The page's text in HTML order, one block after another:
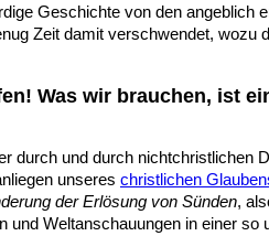
Geschichte von den angeblich
Zeit damit verschwendet,
Was wir brauchen, ist
durch und durch nichtchristlichen
unseres christlichen
der Erlösung von Sünden,
Weltanschauungen in einer